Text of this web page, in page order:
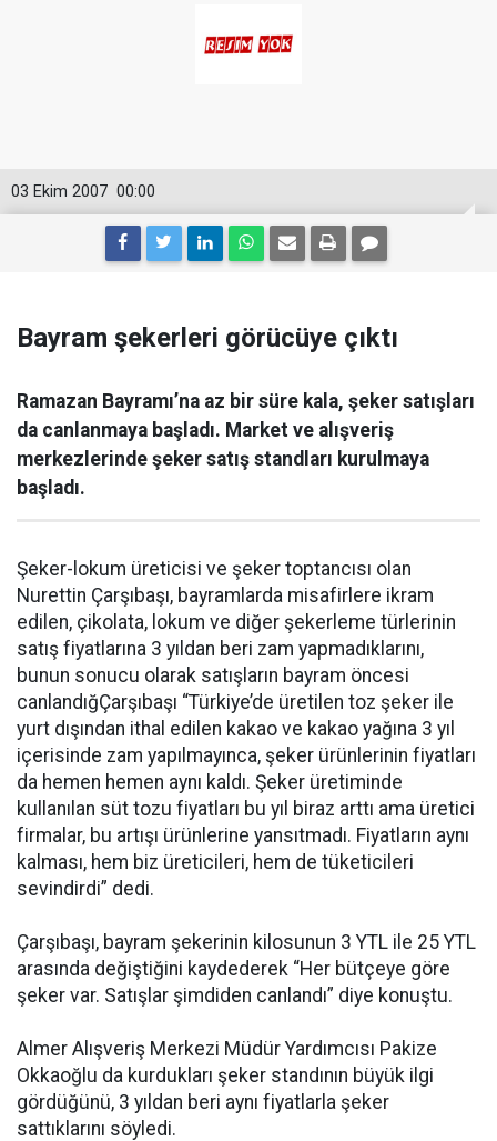
00:00
03 Ekim 2007
Bayram şekerleri görücüye çıktı
Ramazan Bayramı’na az bir süre kala, şeker satışları
da canlanmaya başladı. Market ve alışveriş
merkezlerinde şeker satış standları kurulmaya
başladı.
Şeker-lokum üreticisi ve şeker toptancısı olan
Nurettin Çarşıbaşı, bayramlarda misafirlere ikram
edilen, çikolata, lokum ve diğer şekerleme türlerinin
satış fiyatlarına 3 yıldan beri zam yapmadıklarını,
bunun sonucu olarak satışların bayram öncesi
canlandığÇarşıbaşı “Türkiye’de üretilen toz şeker ile
yurt dışından ithal edilen kakao ve kakao yağına 3 yıl
içerisinde zam yapılmayınca, şeker ürünlerinin fiyatları
da hemen hemen aynı kaldı. Şeker üretiminde
kullanılan süt tozu fiyatları bu yıl biraz arttı ama üretici
firmalar, bu artışı ürünlerine yansıtmadı. Fiyatların aynı
kalması, hem biz üreticileri, hem de tüketicileri
sevindirdi” dedi.
Çarşıbaşı, bayram şekerinin kilosunun 3 YTL ile 25 YTL
arasında değiştiğini kaydederek “Her bütçeye göre
şeker var. Satışlar şimdiden canlandı” diye konuştu.
Almer Alışveriş Merkezi Müdür Yardımcısı Pakize
Okkaoğlu da kurdukları şeker standının büyük ilgi
gördüğünü, 3 yıldan beri aynı fiyatlarla şeker
sattıklarını söyledi.